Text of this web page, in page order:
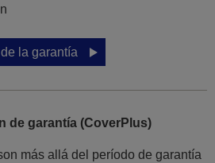
la garantía
de garantía (CoverPlus)
más allá del período de garantía